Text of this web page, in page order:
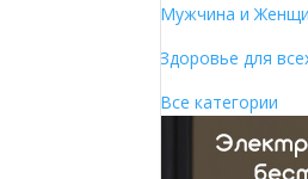
Мужчина и
Здоровье для
Все категории